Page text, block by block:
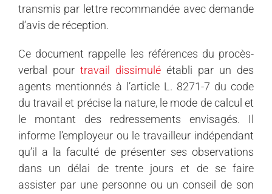
transmis par lettre recommandée avec demande
d’avis de réception.
Ce document rappelle les références du procès-
verbal pour travail dissimulé établi par un des
agents mentionnés à l’article L. 8271-7 du code
du travail et précise la nature, le mode de calcul et
le montant des redressements envisagés. Il
informe l’employeur ou le travailleur indépendant
qu’il a la faculté de présenter ses observations
dans un délai de trente jours et de se faire
assister par une personne ou un conseil de son